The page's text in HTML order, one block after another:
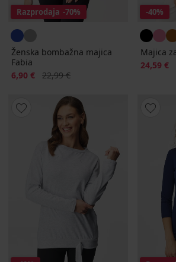
Razprodaja -70%
Ženska bombažna majica
Fabia
Popust
6,90 € Prvotna cena
22,99 €
-40%
Majica
Popust
24,59 €